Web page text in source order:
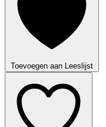
Toevoegen aan Leeslijst